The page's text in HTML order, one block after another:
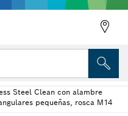
Steel Clean con alambre
pequeñas, rosca M14
Steel clean